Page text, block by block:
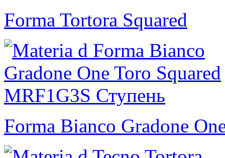
Forma Tortora Squared
Forma Bianco Gradone